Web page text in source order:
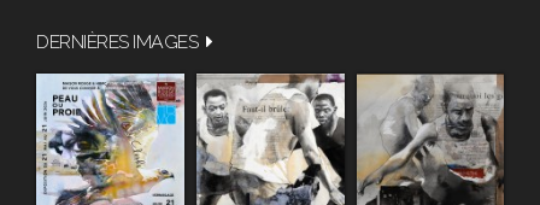
DERNIÈRES IMAGES